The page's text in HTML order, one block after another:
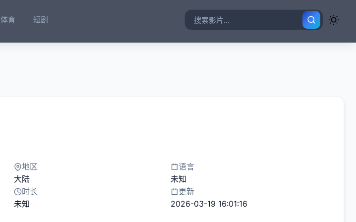
体育 短剧
地区
大陆
语言
未知
时长
未知
更新
2026-03-19 16:01:16